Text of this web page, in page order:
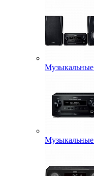
Музыкальные
Музыкальные